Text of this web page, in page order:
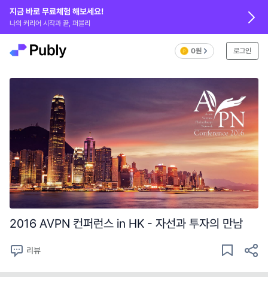
0원 로그인
지금 바로 무료체험 해보세요!
나의 커리어 시작과 끝, 퍼블리
2016 AVPN 컨퍼런스 in HK - 자선과 투자의 만남
리뷰